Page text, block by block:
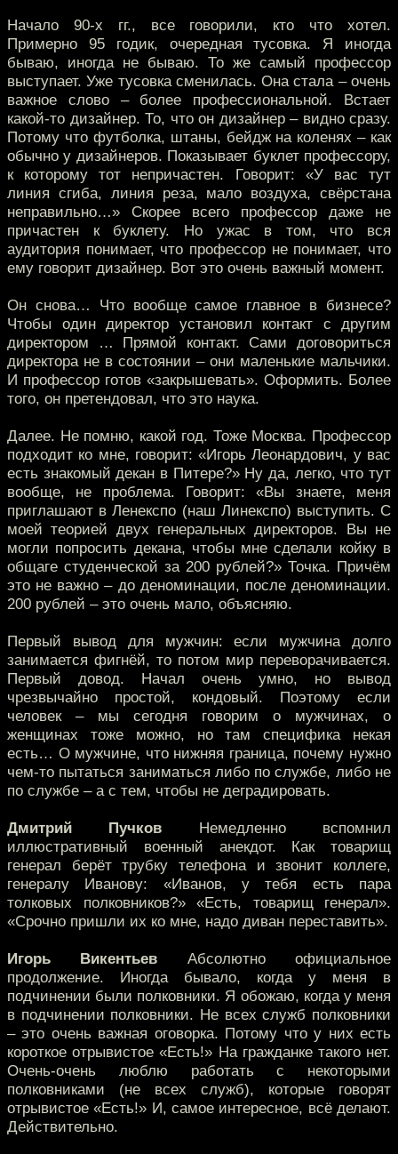
Начало 90-х гг., все говорили, кто что хотел.
Примерно 95 годик, очередная тусовка. Я иногда
бываю, иногда не бываю. То же самый профессор
выступает. Уже тусовка сменилась. Она стала – очень
важное слово – более профессиональной. Встает
какой-то дизайнер. То, что он дизайнер – видно сразу.
Потому что футболка, штаны, бейдж на коленях – как
обычно у дизайнеров. Показывает буклет профессору,
к которому тот непричастен. Говорит: «У вас тут
линия сгиба, линия реза, мало воздуха, свёрстана
неправильно…» Скорее всего профессор даже не
причастен к буклету. Но ужас в том, что вся
аудитория понимает, что профессор не понимает, что
ему говорит дизайнер. Вот это очень важный момент.
Он снова… Что вообще самое главное в бизнесе?
Чтобы один директор установил контакт с другим
директором … Прямой контакт. Сами договориться
директора не в состоянии – они маленькие мальчики.
И профессор готов «закрышевать». Оформить. Более
того, он претендовал, что это наука.
Далее. Не помню, какой год. Тоже Москва. Профессор
подходит ко мне, говорит: «Игорь Леонардович, у вас
есть знакомый декан в Питере?» Ну да, легко, что тут
вообще, не проблема. Говорит: «Вы знаете, меня
приглашают в Ленекспо (наш Линекспо) выступить. С
моей теорией двух генеральных директоров. Вы не
могли попросить декана, чтобы мне сделали койку в
общаге студенческой за 200 рублей?» Точка. Причём
это не важно – до деноминации, после деноминации.
200 рублей – это очень мало, объясняю.
Первый вывод для мужчин: если мужчина долго
занимается фигнёй, то потом мир переворачивается.
Первый довод. Начал очень умно, но вывод
чрезвычайно простой, кондовый. Поэтому если
человек – мы сегодня говорим о мужчинах, о
женщинах тоже можно, но там специфика некая
есть… О мужчине, что нижняя граница, почему нужно
чем-то пытаться заниматься либо по службе, либо не
по службе – а с тем, чтобы не деградировать.
Дмитрий Пучков Немедленно вспомнил
иллюстративный военный анекдот. Как товарищ
генерал берёт трубку телефона и звонит коллеге,
генералу Иванову: «Иванов, у тебя есть пара
толковых полковников?» «Есть, товарищ генерал».
«Срочно пришли их ко мне, надо диван переставить».
Игорь Викентьев Абсолютно официальное
продолжение. Иногда бывало, когда у меня в
подчинении были полковники. Я обожаю, когда у меня
в подчинении полковники. Не всех служб полковники
– это очень важная оговорка. Потому что у них есть
короткое отрывистое «Есть!» На гражданке такого нет.
Очень-очень люблю работать с некоторыми
полковниками (не всех служб), которые говорят
отрывистое «Есть!» И, самое интересное, всё делают.
Действительно.